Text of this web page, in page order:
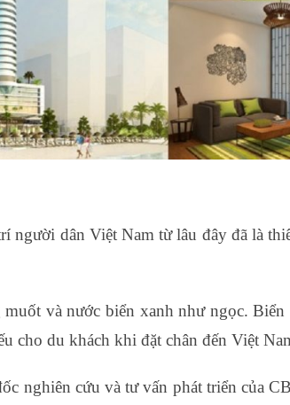
dân Việt Nam từ lâu đây đã là
và nước biển xanh như ngọc.
cho du khách khi đặt chân đến Việt
nghiên cứu và tư vấn phát triển của